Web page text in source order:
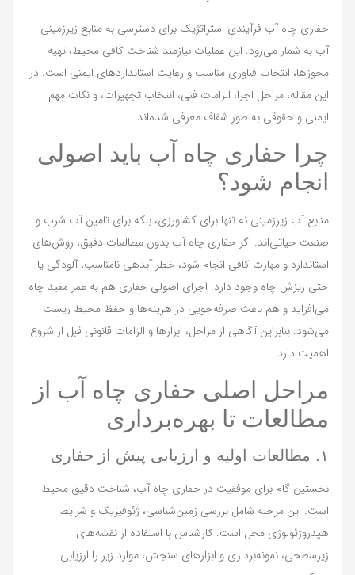
حفاری چاه آب فرآیندی استراتژیک برای دسترسی به منابع زیرزمینی
آب به شمار می‌رود. این عملیات نیازمند شناخت کافی محیط، تهیه
مجوزها، انتخاب فناوری مناسب و رعایت استانداردهای ایمنی است. در
این مقاله، مراحل اجرا، الزامات فنی، انتخاب تجهیزات، و نکات مهم
ایمنی و حقوقی به طور شفاف معرفی شده‌اند.
چرا حفاری چاه آب باید اصولی
انجام شود؟
منابع آب زیرزمینی نه تنها برای کشاورزی، بلکه برای تامین آب شرب و
صنعت حیاتی‌اند. اگر حفاری چاه آب بدون مطالعات دقیق، روش‌های
استاندارد و مهارت کافی انجام شود، خطر آبدهی نامناسب، آلودگی یا
حتی ریزش چاه وجود دارد. اجرای اصولی حفاری هم به عمر مفید چاه
می‌افزاید و هم باعث صرفه‌جویی در هزینه‌ها و حفظ محیط زیست
می‌شود. بنابراین آگاهی از مراحل، ابزارها و الزامات قانونی قبل از شروع
اهمیت دارد.
مراحل اصلی حفاری چاه آب از
مطالعات تا بهره‌برداری
۱. مطالعات اولیه و ارزیابی پیش از حفاری
نخستین گام برای موفقیت در حفاری چاه آب، شناخت دقیق محیط
است. این مرحله شامل بررسی زمین‌شناسی، ژئوفیزیک و شرایط
هیدروژئولوژی محل است. کارشناس با استفاده از نقشه‌های
زیرسطحی، نمونه‌برداری و ابزارهای سنجش، موارد زیر را ارزیابی